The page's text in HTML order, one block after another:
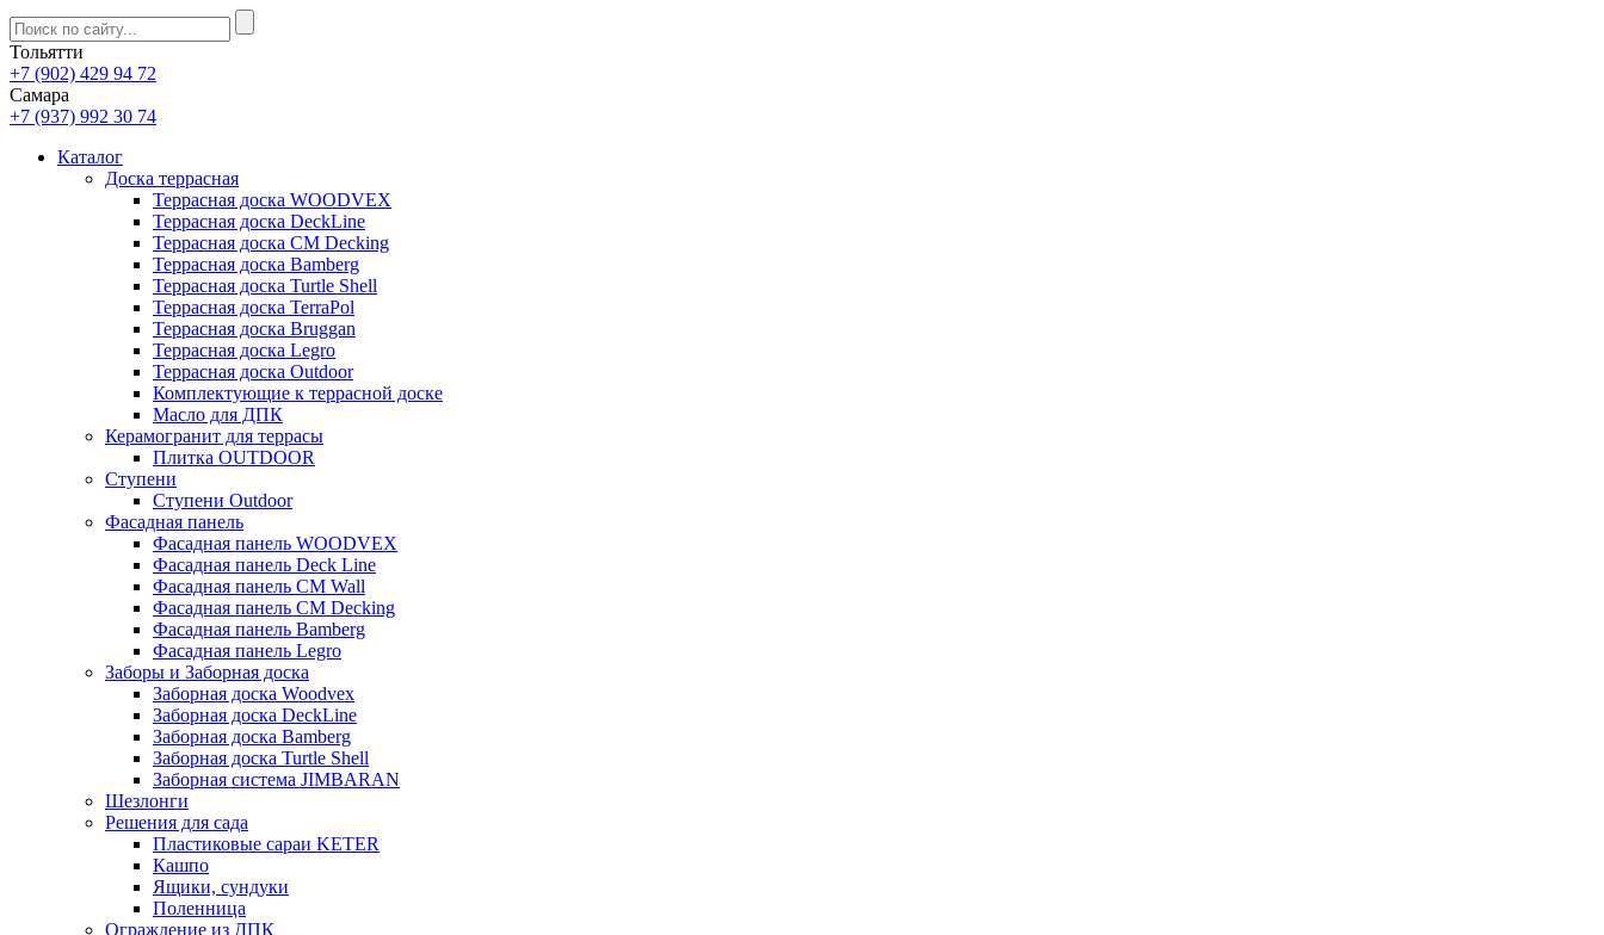
Тольятти
+7 (902) 429 94 72
Самара
+7 (937) 992 30 74
Каталог
Доска террасная
Террасная доска WOODVEX
Террасная доска DeckLine
Террасная доска CM Decking
Террасная доска Bamberg
Террасная доска Turtle Shell
Террасная доска TerraPol
Террасная доска Bruggan
Террасная доска Legro
Террасная доска Outdoor
Комплектующие к террасной доске
Масло для ДПК
Керамогранит для террасы
Плитка OUTDOOR
Ступени
Ступени Outdoor
Фасадная панель
Фасадная панель WOODVEX
Фасадная панель Deck Line
Фасадная панель CM Wall
Фасадная панель CM Decking
Фасадная панель Bamberg
Фасадная панель Legro
Заборы и Заборная доска
Заборная доска Woodvex
Заборная доска DeckLine
Заборная доска Bamberg
Заборная доска Turtle Shell
Заборная система JIMBARAN
Шезлонги
Решения для сада
Пластиковые сараи KETER
Кашпо
Ящики, сундуки
Поленница
Ограждение из ДПК